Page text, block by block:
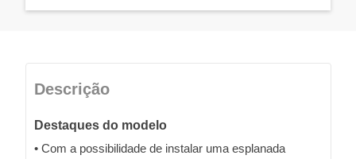
Descrição
Destaques do modelo
• Com a possibilidade de instalar uma esplanada